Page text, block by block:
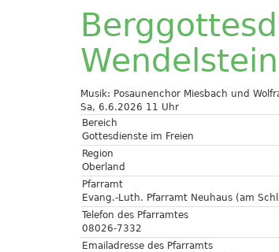
Wendelstein
Musik: Posaunenchor Miesbach und
Sa, 6.6.2026 11 Uhr
Bereich
Gottesdienste im Freien
Region
Oberland
Pfarramt
Evang.-Luth. Pfarramt Neuhaus (am
Telefon des Pfarramtes
08026-7332
Emailadresse des Pfarramts